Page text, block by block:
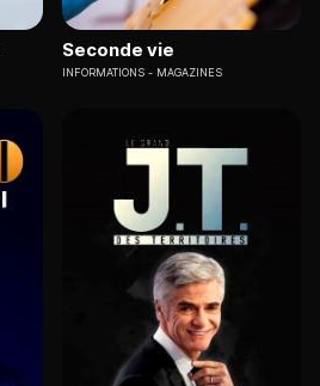
Seconde vie
INFORMATIONS MAGAZINES